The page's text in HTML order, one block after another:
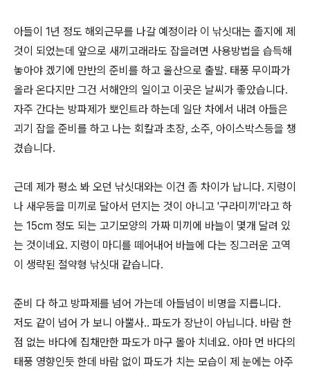
아들이 1년 정도 해외근무를 나갈 예정이라 이 낚싯대는 졸지에 제
것이 되었는데 앞으로 새끼고래라도 잡을려면 사용방법을 습득해
놓아야 겠기에 만반의 준비를 하고 울산으로 출발. 태풍 무이파가
올라 온다지만 그건 서해안의 일이고 이곳은 날씨가 좋았습니다.
자주 간다는 방파제가 뽀인트라 하는데 일단 차에서 내려 아들은
괴기 잡을 준비를 하고 나는 회칼과 초장, 소주, 아이스박스등을 챙
겼습니다.
근데 제가 평소 봐 오던 낚싯대와는 이건 좀 차이가 납니다. 지렁이
나 새우등을 미끼로 달아서 던지는 것이 아니고 '구라미끼'라고 하
는 15cm 정도 되는 고기모양의 가짜 미끼에 바늘이 몇개 달려 있
는 것이네요. 지렁이 마디를 떼어내어 바늘에 다는 징그러운 고역
이 생략된 절약형 낚싯대 같습니다.
준비 다 하고 방파제를 넘어 가는데 아들넘이 비명을 지릅니다.
저도 같이 넘어 가 보니 아뿔사.. 파도가 장난이 아닙니다. 바람 한
점 없는 바다에 집채만한 파도가 마구 몰아 치네요. 아마 먼 바다의
태풍 영향인듯 한데 바람 없이 파도가 치는 모습이 제 눈에는 아주